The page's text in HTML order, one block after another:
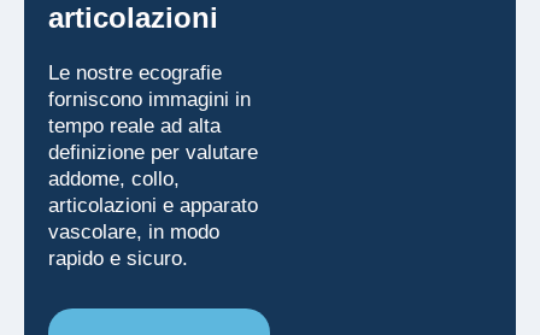
articolazioni
Le nostre ecografie
forniscono immagini in
tempo reale ad alta
definizione per valutare
addome, collo,
articolazioni e apparato
vascolare, in modo
rapido e sicuro.